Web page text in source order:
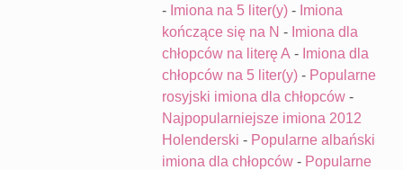
- Imiona na 5 liter(y) - Imiona
kończące się na N - Imiona dla
chłopców na literę A - Imiona dla
chłopców na 5 liter(y) - Popularne
rosyjski imiona dla chłopców -
Najpopularniejsze imiona 2012
Holenderski - Popularne albański
imiona dla chłopców - Popularne